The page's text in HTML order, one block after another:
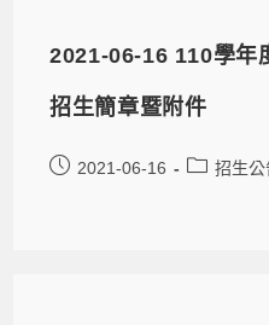
2021-06-16 110學年
招生簡章暨附件
2021-06-16 招生公